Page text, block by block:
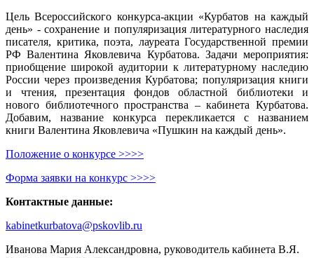
Цель Всероссийского конкурса-акции «Курбатов на каждый
день» - сохранение и популяризация литературного наследия
писателя, критика, поэта, лауреата Государственной премии
РФ Валентина Яковлевича Курбатова. Задачи мероприятия:
приобщение широкой аудитории к литературному наследию
России через произведения Курбатова; популяризация книги
и чтения, презентация фондов областной библиотеки и
нового библиотечного пространства – кабинета Курбатова.
Добавим, название конкурса перекликается с названием
книги Валентина Яковлевича «Пушкин на каждый день».
Положение о конкурсе >>>>
Форма заявки на конкурс >>>>
Контактные данные:
kabinetkurbatova@pskovlib.ru
Иванова Мария Александровна, руководитель кабинета В.Я.